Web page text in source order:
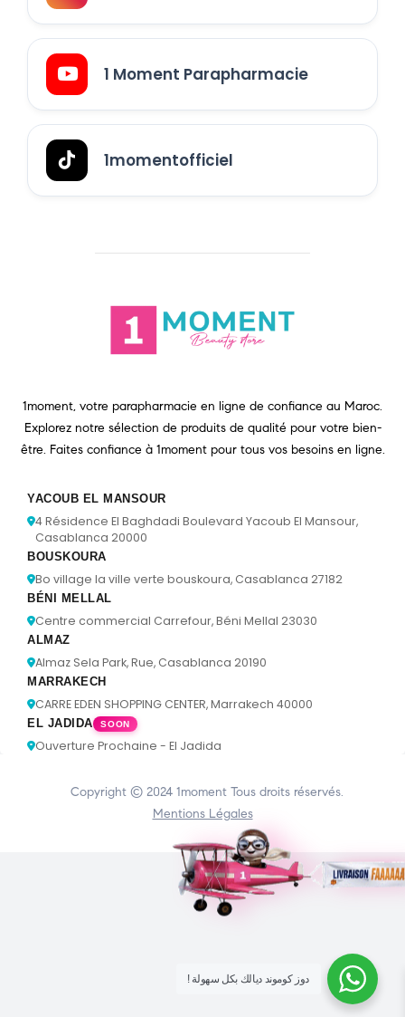
1 Moment Parapharmacie
1momentofficiel
1moment, votre parapharmacie en ligne de confiance au Maroc.
Explorez notre sélection de produits de qualité pour votre bien-
être. Faites confiance à 1moment pour tous vos besoins en ligne.
YACOUB EL MANSOUR
4 Résidence El Baghdadi Boulevard Yacoub El Mansour,
Casablanca 20000
BOUSKOURA
Bo village la ville verte bouskoura, Casablanca 27182
BÉNI MELLAL
Centre commercial Carrefour, Béni Mellal 23030
ALMAZ
Almaz Sela Park, Rue, Casablanca 20190
MARRAKECH
CARRE EDEN SHOPPING CENTER, Marrakech 40000
EL JADIDA SOON
Ouverture Prochaine - El Jadida
Copyright © 2024 1moment Tous droits réservés.
Mentions Légales
! دوز كوموند ديالك بكل سهولة